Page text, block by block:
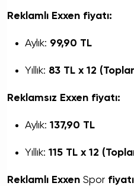
Reklamlı Exxen fiyatı:
Aylık: 99,90 TL
Yıllık: 83 TL x 12
Reklamsız Exxen fiyatı:
Aylık: 137,90 TL
Yıllık: 115 TL x 12
Reklamlı Exxen Spor